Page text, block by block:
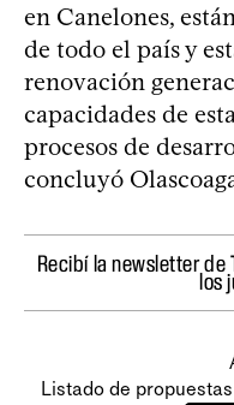
en Canelones,
de todo el país y
renovación
capacidades de
procesos de
concluyó
Recibí la newsletter de
los
Listado de